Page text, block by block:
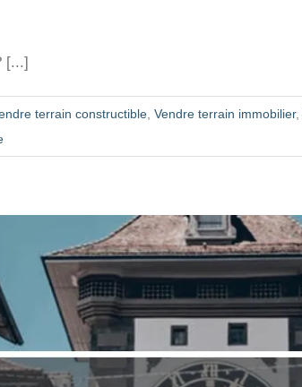
[...]
terrain constructible Vendre terrain immobilier,